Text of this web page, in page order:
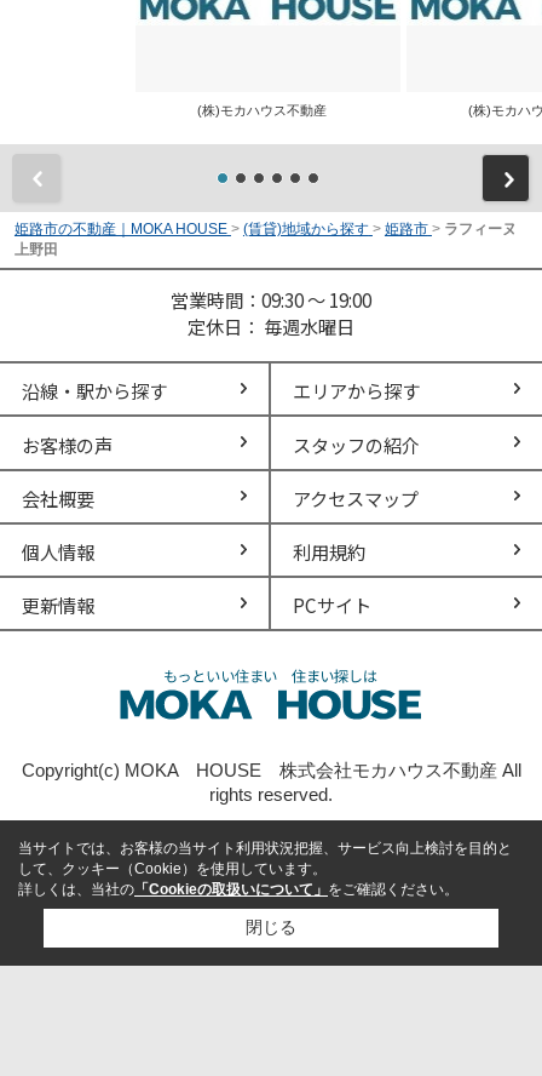
(株)モカハウス不動産 (株)モカハ
姫路市の不動産｜MOKA HOUSE > (賃貸)地域から探す > 姫路市 > ラフィーヌ
上野田
営業時間：09:30 ～ 19:00
定休日： 毎週水曜日
沿線・駅から探す エリアから探す
お客様の声 スタッフの紹介
会社概要 アクセスマップ
個人情報 利用規約
更新情報 PCサイト
Copyright(c) MOKA HOUSE 株式会社モカハウス不動産 All
rights reserved.
当サイトでは、お客様の当サイト利用状況把握、サービス向上検討を目的と
して、クッキー（Cookie）を使用しています。
詳しくは、当社の 「Cookieの取扱いについて」 をご確認ください。
閉じる